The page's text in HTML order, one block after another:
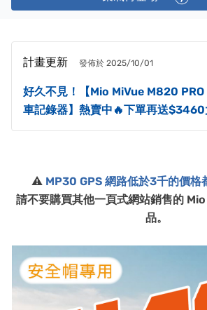
計畫更新 發佈於 2025/10/01
好久不見！【Mio MiVue M820
車記錄器】熱賣中🔥下單再送$3460
⚠️ MP30 GPS 網路低於3千的價格
請不要購買其他一頁式網站銷售的
品。